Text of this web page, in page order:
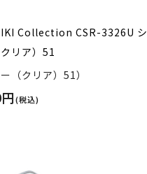
Collection CSR-3326U シ
リア）51
ー（クリア）51）
(税込)